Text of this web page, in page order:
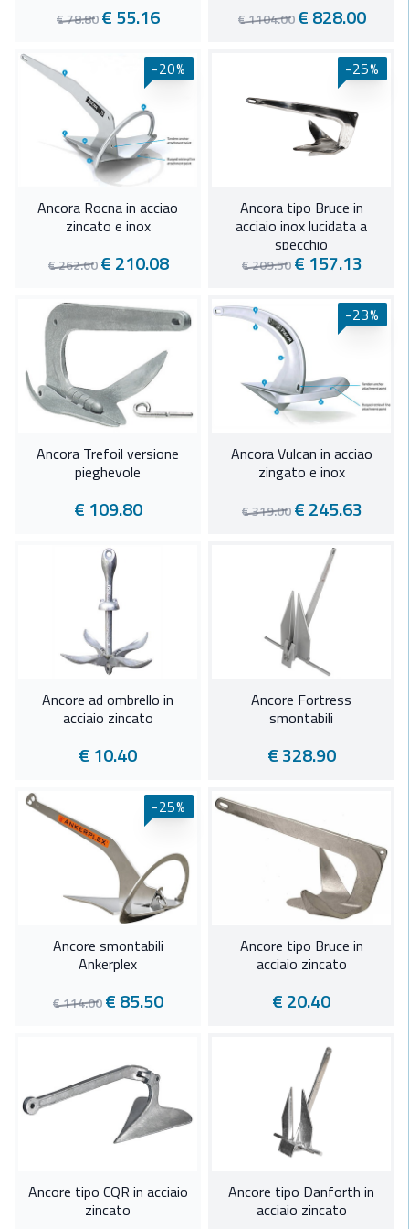
€ 78.80€ 55.16 € 1104.00 € 828.00
Ancora Rocna in acciao
zincato e inox
€ 262.60 € 210.08
-20%
Ancora tipo Bruce in
acciaio inox lucidata a
specchio
€ 209.50 € 157.13
-25%
Ancora Trefoil versione
pieghevole
€ 109.80
Ancora Vulcan in acciao
zingato e inox
€ 319.00 € 245.63
-23%
Ancore ad ombrello in
acciaio zincato
€ 10.40
Ancore Fortress
smontabili
€ 328.90
Ancore smontabili
Ankerplex
€ 114.00€ 85.50
-25%
Ancore tipo Bruce in
acciaio zincato
€ 20.40
Ancore tipo CQR in acciaio
zincato
Ancore tipo Danforth in
acciaio zincato
Winch ed Accessori